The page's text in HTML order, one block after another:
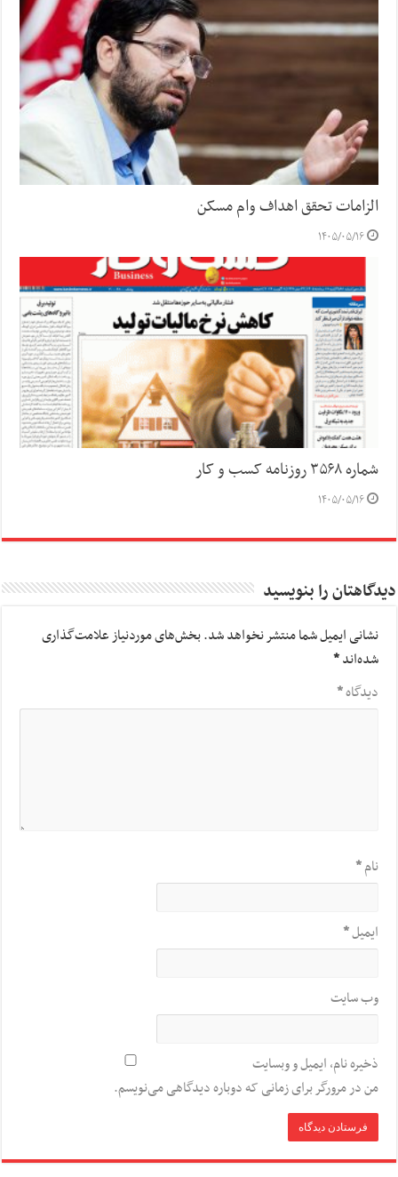
الزامات تحقق اهداف وام مسکن
۱۴۰۵/۰۵/۱۶
شماره ۳۵۶۸ روزنامه کسب و کار
۱۴۰۵/۰۵/۱۶
دیدگاهتان را بنویسید
نشانی ایمیل شما منتشر نخواهد شد.بخش‌های موردنیاز علامت‌گذاری
شده‌اند*
دیدگاه*
نام*
ایمیل*
وب‌ سایت
ذخیره نام، ایمیل و وبسایت
من در مرورگر برای زمانی که دوباره دیدگاهی می‌نویسم.